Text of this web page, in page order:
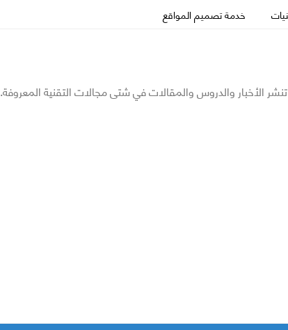
خدمة تصميم المواقع
الأخبار والدروس والمقالات في شتى مجالات التقنية المعروفة.